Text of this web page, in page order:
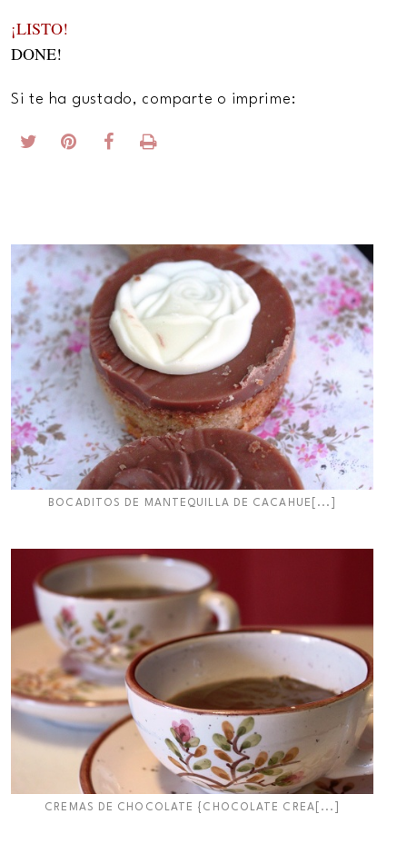
¡LISTO!
DONE!
Si te ha gustado, comparte o imprime:
BOCADITOS DE MANTEQUILLA DE CACAHUE[...]
CREMAS DE CHOCOLATE {CHOCOLATE CREA[...]